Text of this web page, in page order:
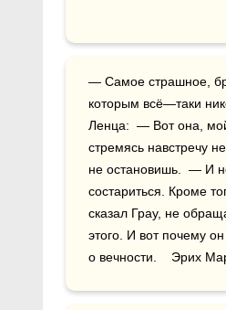
— Самое страшное,
которым всё—таки
Ленца:  — Вот она,
стремясь навстречу
не остановишь.  — И
состариться. Кроме
сказал Грау, не
этого. И вот почему
о вечности.    Эрих